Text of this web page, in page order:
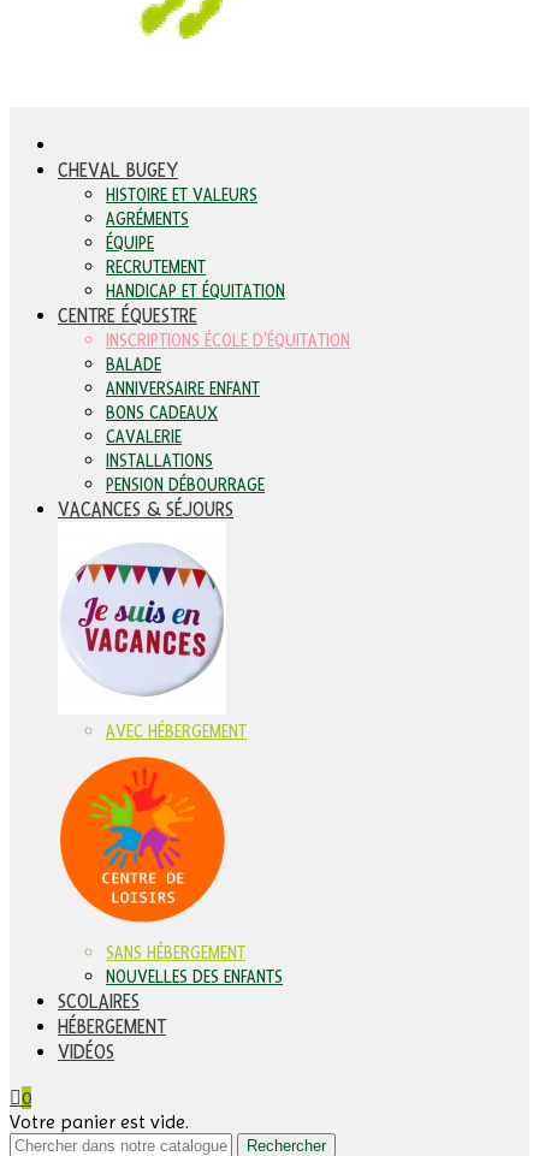
CHEVAL BUGEY
HISTOIRE ET VALEURS
AGRÉMENTS
ÉQUIPE
RECRUTEMENT
HANDICAP ET ÉQUITATION
CENTRE ÉQUESTRE
INSCRIPTIONS ÉCOLE D'ÉQUITATION
BALADE
ANNIVERSAIRE ENFANT
BONS CADEAUX
CAVALERIE
INSTALLATIONS
PENSION DÉBOURRAGE
VACANCES & SÉJOURS
AVEC HÉBERGEMENT
SANS HÉBERGEMENT
NOUVELLES DES ENFANTS
SCOLAIRES
HÉBERGEMENT
VIDÉOS
0
Votre panier est vide.
Rechercher